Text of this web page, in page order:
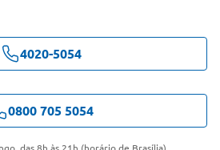
4020-5054
0800 705 5054
das 8h às 21h (horário de Brasília)